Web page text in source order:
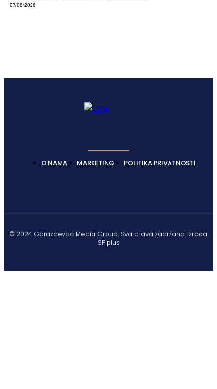
07/08/2026
O NAMA MARKETING POLITIKA PRIVATNOSTI
© 2024 Gorazdevac Media Group. Sva prava zadržana. Izrada:
SPIplus